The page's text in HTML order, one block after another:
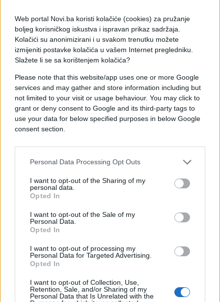
Web portal Novi.ba koristi kolačiće (cookies) za pružanje
boljeg korisničkog iskustva i ispravan prikaz sadržaja.
Kolačići su anonimizirani i u svakom trenutku možete
izmijeniti postavke kolačića u vašem Internet pregledniku.
Slažete li se sa korištenjem kolačića?
Please note that this website/app uses one or more Google
services and may gather and store information including but
not limited to your visit or usage behaviour. You may click to
grant or deny consent to Google and its third-party tags to
use your data for below specified purposes in below Google
consent section.
Personal Data Processing Opt Outs
I want to opt-out of the Sharing of my
personal data.
Opted In
I want to opt-out of the Sale of my
Personal Data.
Opted In
I want to opt-out of processing my
Personal Data for Targeted Advertising.
Opted In
I want to opt-out of Collection, Use,
Retention, Sale, and/or Sharing of my
Personal Data that Is Unrelated with the
dalje ne valja. Prvo je 5. rujna otkazana najavna
presica u povodu uzvrata s Kličkom, da bi se tjedan
dana kasnije pred novinarima pojavio samo Kličko,
dok je Fury svoj izostanak neuvjerljivo opravdavao
kvarom na autu. Samo 11 dana kasnije Furyjev
promotor Mick Hennessy medijima je poslalo
priopćenje kojim je drugi put otkazan meč s
Kličkom zbog "medicinskih razloga".
Odmah su se pojavile naznake da je Fury ponovno
pao u depresiju i da mu slijedi boravak u
psihijatrijskoj ustanovi, samo da bi 30. rujna
američka antidopinška agencija VADA objavila da je
Fury bio pozitivan na kokain, što je utvrđeno
nasumičnim testom provedenim dan prije
povlačenja iz meča. Skoro godinu dana izvan ringa,
zidom. Organizacije WBA i WBO, čije naslove Irac
drži, su najavile istragu koja će vrlo vjerojatno
utjehu još jednom pronašao u Twitteru.
sport "najjadnijom stvari u kojoj je ikada
sudjelovao", svejedno se proglasio "najvećim ikad"